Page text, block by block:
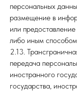
персональных
размещение в
или
либо иным
2.13.
передача
иностранного
государства,